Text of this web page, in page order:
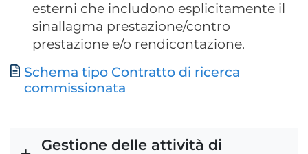
esterni che includono esplicitamente il
sinallagma prestazione/contro
prestazione e/o rendicontazione.
Documento
Schema tipo Contratto di ricerca
commissionata
Gestione delle attività di